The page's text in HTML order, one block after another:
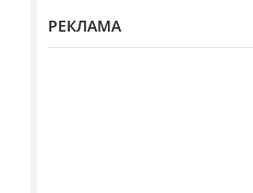
РЕКЛАМА